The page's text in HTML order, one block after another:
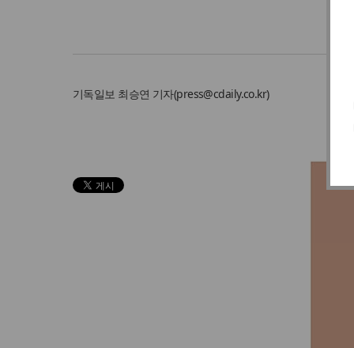
기독일보 최승연 기자(press@cdaily.co.kr)